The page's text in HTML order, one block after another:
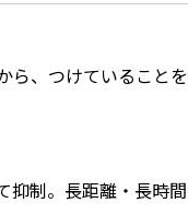
、つけていること
制。長距離・長時